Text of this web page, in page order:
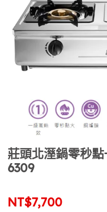
莊頭北溼鍋零秒
6309
NT$7,700